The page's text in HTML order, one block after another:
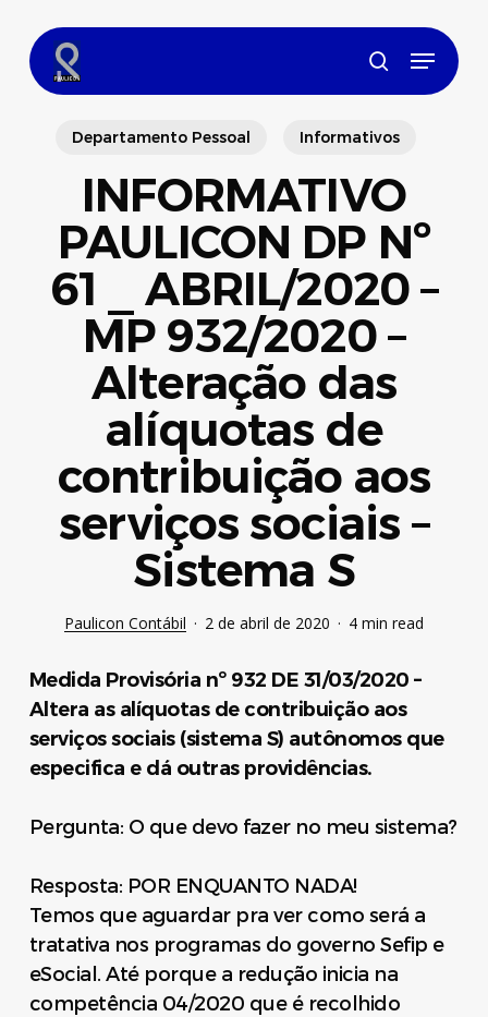
main
content
search
Menu
Departamento Pessoal Informativos
INFORMATIVO
PAULICON DP Nº
61 _ ABRIL/2020 –
MP 932/2020 –
Alteração das
alíquotas de
contribuição aos
serviços sociais –
Sistema S
Paulicon Contábil 2 de abril de 2020 4 min read
Medida Provisória nº 932 DE 31/03/2020 –
Altera as alíquotas de contribuição aos
serviços sociais (sistema S) autônomos que
especifica e dá outras providências.
Pergunta: O que devo fazer no meu sistema?
Resposta: POR ENQUANTO NADA!
Temos que aguardar pra ver como será a
tratativa nos programas do governo Sefip e
eSocial. Até porque a redução inicia na
competência 04/2020 que é recolhido